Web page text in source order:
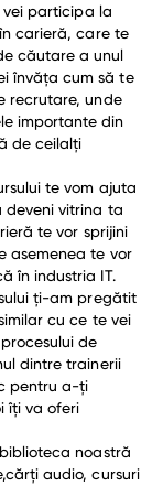
vei participa la
carieră, care te
căutare a unul
învăţa cum să te
recrutare, unde
importante din
de ceilalţi
te vom ajuta
deveni vitrina ta
te vor sprijini
asemenea te vor
în industria IT.
ţi-am pregătit
cu ce te vei
de
dintre trainerii
pentru a-ţi
îţi va oferi
noastră
audio, cursuri